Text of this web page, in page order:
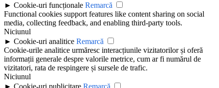
► Cookie-uri funcționale Remarcă
Functional cookies support features like content sharing on social
media, collecting feedback, and enabling third-party tools.
Niciunul
► Cookie-uri analitice Remarcă
Cookie-urile analitice urmăresc interacțiunile vizitatorilor și oferă
informații generale despre valorile metrice, cum ar fi numărul de
vizitatori, rata de respingere și sursele de trafic.
Niciunul
► Cookie-uri publicitare Remarcă